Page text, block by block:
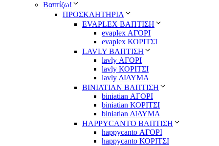
Βαπτίζω!
ΠΡΟΣΚΛΗΤΗΡΙΑ
EVAPLEX ΒΑΠΤΙΣΗ
evaplex ΑΓΟΡΙ
evaplex ΚΟΡΙΤΣΙ
LAVLY ΒΑΠΤΙΣΗ
lavly ΑΓΟΡΙ
lavly ΚΟΡΙΤΣΙ
lavly ΔΙΔΥΜΑ
ΒΙΝΙΑΤΙΑΝ ΒΑΠΤΙΣΗ
biniatian ΑΓΟΡΙ
biniatian ΚΟΡΙΤΣΙ
biniatian ΔΙΔΥΜΑ
HAPPYCANTO ΒΑΠΤΙΣΗ
happycanto ΑΓΟΡΙ
happycanto ΚΟΡΙΤΣΙ